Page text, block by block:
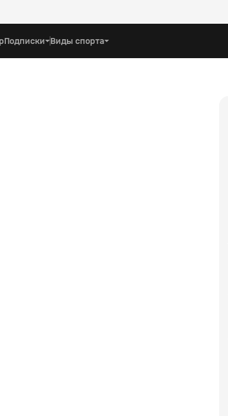
Подписки Виды спорта